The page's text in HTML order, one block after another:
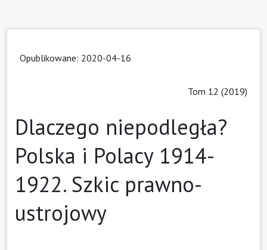
Opublikowane: 2020-04-16
Tom 12 (2019)
Dlaczego niepodległa?
Polska i Polacy 1914-
1922. Szkic prawno-
ustrojowy